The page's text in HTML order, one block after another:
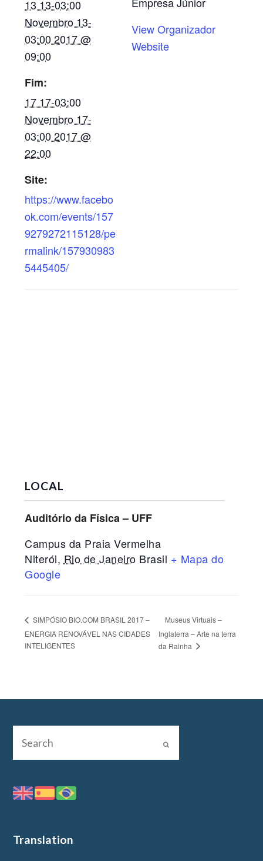
13 13-03:00
Novembro 13-
03:00 2017 @
09:00
Fim:
17 17-03:00
Novembro 17-
03:00 2017 @
22:00
Site:
https://www.facebo
ok.com/events/157
9279272115128/pe
rmalink/157930983
5445405/
View Organizador
Website
LOCAL
Auditório da Física – UFF
Campus da Praia Vermelha
Niterói, Rio de Janeiro Brasil + Mapa do
Google
SIMPÓSIO BIO.COM BRASIL 2017 –
ENERGIA RENOVÁVEL NAS CIDADES
INTELIGENTES
Museus Virtuais –
Inglaterra – Arte na terra
da Rainha
Translation